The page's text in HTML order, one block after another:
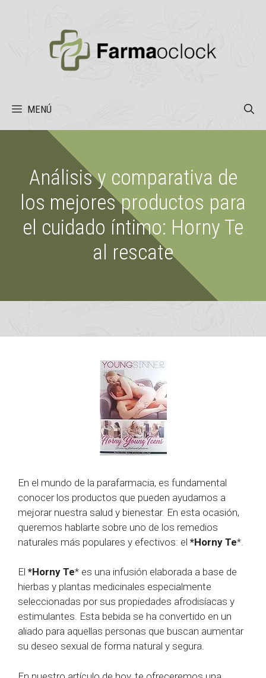
MENÚ
Análisis y comparativa de
los mejores productos para
el cuidado íntimo: Horny Te
al rescate
En el mundo de la parafarmacia, es fundamental
conocer los productos que pueden ayudarnos a
mejorar nuestra salud y bienestar. En esta ocasión,
queremos hablarte sobre uno de los remedios
naturales más populares y efectivos: el *Horny Te*.
El *Horny Te* es una infusión elaborada a base de
hierbas y plantas medicinales especialmente
seleccionadas por sus propiedades afrodisíacas y
estimulantes. Esta bebida se ha convertido en un
aliado para aquellas personas que buscan aumentar
su deseo sexual de forma natural y segura.